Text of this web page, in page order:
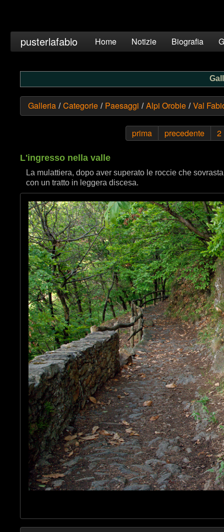
pusterlafabio Home Notizie Biografia
Galleria / Categorie / Paesaggi / Alpi Orobie / Val
prima precedente 2
L'ingresso nella valle
La mulattiera, dopo aver superato le roccie che
con un tratto in leggera discesa.